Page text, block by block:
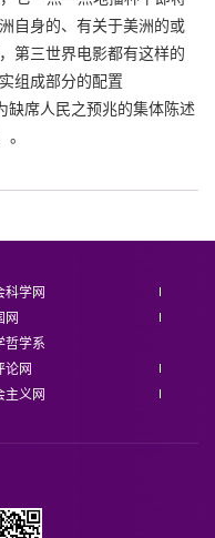
自身的、有关于美洲的或
第三世界电影都有这样的
组成部分的配置
缺席人民之预兆的集体陈述
科学网
网
哲学系
论网
主义网